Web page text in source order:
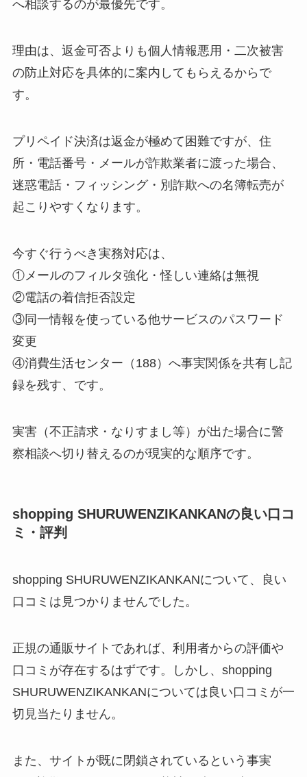
へ相談するのが最優先です。
理由は、返金可否よりも個人情報悪用・二次被害
の防止対応を具体的に案内してもらえるからで
す。
プリペイド決済は返金が極めて困難ですが、住
所・電話番号・メールが詐欺業者に渡った場合、
迷惑電話・フィッシング・別詐欺への名簿転売が
起こりやすくなります。
今すぐ行うべき実務対応は、
①メールのフィルタ強化・怪しい連絡は無視
②電話の着信拒否設定
③同一情報を使っている他サービスのパスワード
変更
④消費生活センター（188）へ事実関係を共有し記
録を残す、です。
実害（不正請求・なりすまし等）が出た場合に警
察相談へ切り替えるのが現実的な順序です。
shopping SHURUWENZIKANKANの良い口コ
ミ・評判
shopping SHURUWENZIKANKANについて、良い
口コミは見つかりませんでした。
正規の通販サイトであれば、利用者からの評価や
口コミが存在するはずです。しかし、shopping
SHURUWENZIKANKANについては良い口コミが一
切見当たりません。
また、サイトが既に閉鎖されているという事実